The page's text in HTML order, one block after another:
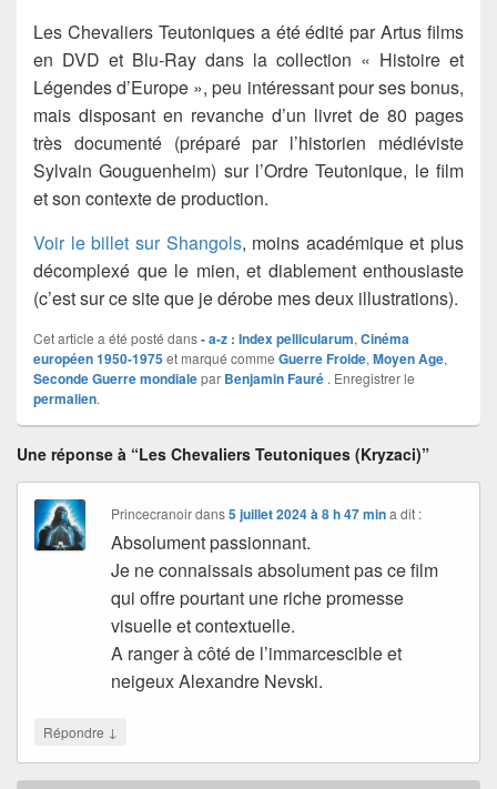
Les Chevaliers Teutoniques a été édité par Artus films
en DVD et Blu-Ray dans la collection « Histoire et
Légendes d’Europe », peu intéressant pour ses bonus,
mais disposant en revanche d’un livret de 80 pages
très documenté (préparé par l’historien médiéviste
Sylvain Gouguenheim) sur l’Ordre Teutonique, le film
et son contexte de production.
Voir le billet sur Shangols, moins académique et plus
décomplexé que le mien, et diablement enthousiaste
(c’est sur ce site que je dérobe mes deux illustrations).
Cet article a été posté dans- a-z : Index pellicularum, Cinéma
européen 1950-1975et marqué comme Guerre Froide, Moyen Age,
Seconde Guerre mondialepar Benjamin Fauré . Enregistrer le
permalien.
Une réponse à “Les Chevaliers Teutoniques (Kryzaci)”
Princecranoirdans5 juillet 2024 à 8 h 47 min a dit :
Absolument passionnant.
Je ne connaissais absolument pas ce film
qui offre pourtant une riche promesse
visuelle et contextuelle.
A ranger à côté de l’immarcescible et
neigeux Alexandre Nevski.
Répondre ↓